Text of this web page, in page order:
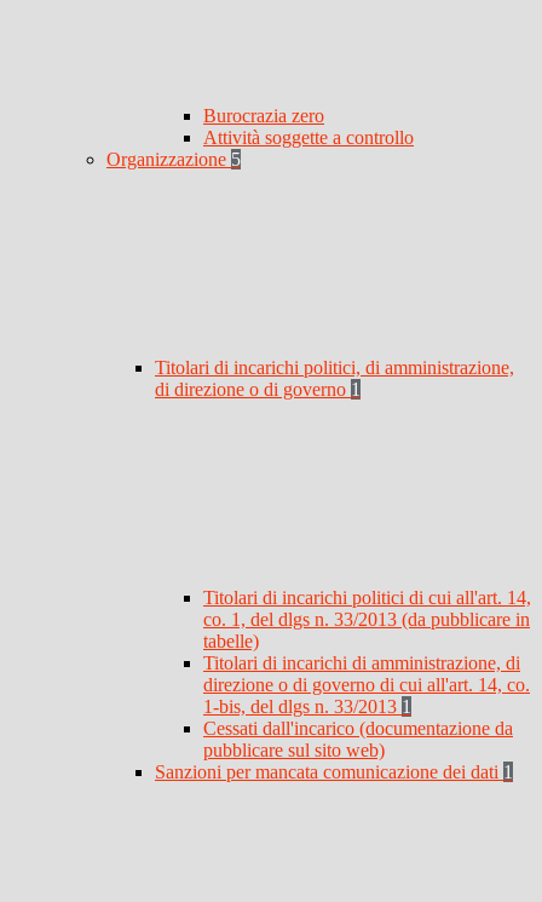
Burocrazia zero
Attività soggette a controllo
Organizzazione 5
Titolari di incarichi politici, di amministrazione,
di direzione o di governo 1
Titolari di incarichi politici di cui all'art. 14,
co. 1, del dlgs n. 33/2013 (da pubblicare in
tabelle)
Titolari di incarichi di amministrazione, di
direzione o di governo di cui all'art. 14, co.
1-bis, del dlgs n. 33/2013 1
Cessati dall'incarico (documentazione da
pubblicare sul sito web)
Sanzioni per mancata comunicazione dei dati 1